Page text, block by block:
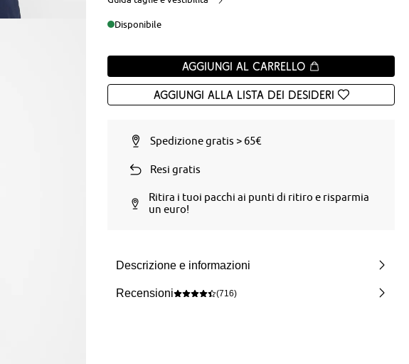
Disponibile
Aggiungi al carrello
Aggiungi alla Lista dei desideri
Spedizione gratis > 65€
Resi gratis
Ritira i tuoi pacchi ai punti di ritiro e risparmia
un euro!
Descrizione e informazioni
Recensioni (716)